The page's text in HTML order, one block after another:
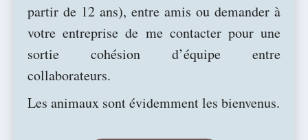
SOPHROLOGIE - HYPNOTHÉRAPIE -
PHOTOSTIMULATION
Avancer et m'épanouir
partir de 12 ans), entre amis ou demander à
votre entreprise de me contacter pour une
sortie cohésion d’équipe entre
collaborateurs.
Les animaux sont évidemment les bienvenus.